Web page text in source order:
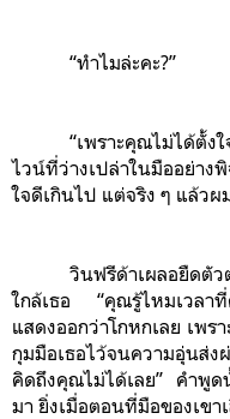
“ทำไมล่ะคะ?”
“เพราะคุณไม่ได้ตั้
ไวน์ที่ว่างเปล่าในมืออย่า
ใจดีเกินไป แต่จริง ๆ แล้ว
วินฟรีด้าเผลอยืดตัว
ใกล้เธอ “คุณรู้ไหมเวลา
แสดงออกว่าโกหกเลย เพร
กุมมือเธอไว้จนความอุ่นส่
คิดถึงคุณไม่ได้เลย” คำพู
มา ยิ่งเมื่อตอนที่มือของเขา